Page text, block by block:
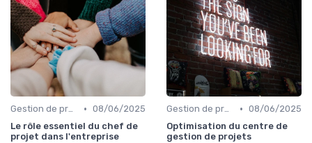
Gestion de projets • 08/06/2025
Le rôle essentiel du chef de
projet dans l'entreprise
Gestion de projets • 08/06/2025
Optimisation du centre de
gestion de projets